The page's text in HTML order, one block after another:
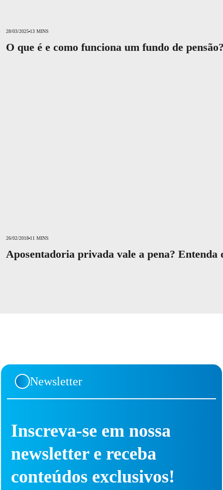
28/03/2025 13 MINS
O que é e como funciona um fundo de
26/02/2018 11 MINS
Aposentadoria privada vale a pena? Entenda
Newsletter
Inscreva-se em nossa
newsletter e receba
conteúdos exclusivos!